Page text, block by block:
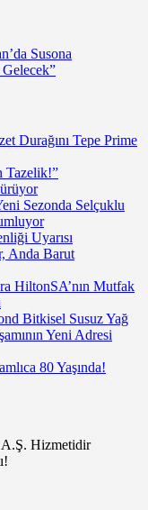
Susona
Durağını Tepe Prime
Tazelik!”
Sezonda Selçuklu
Uyarısı
Anda Barut
HiltonSA’nın Mutfak
Bitkisel Susuz Yağ
Yeni Adresi
80 Yaşında!
Hizmetidir